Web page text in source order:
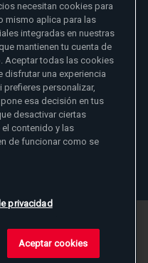
derechos reservados.
de privacidad.
aquí
su navegador para
necesitan cookies para
mismo aplica para las
integradas en nuestras
mantienen tu cuenta de
Aceptar todas las cookies
disfrutar una experiencia
personalizar,
esa decisión en tus
desactivar ciertas
contenido y las
de funcionar como se
privacidad
Aceptar cookies